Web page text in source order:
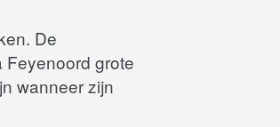
De
grote
wanneer zijn